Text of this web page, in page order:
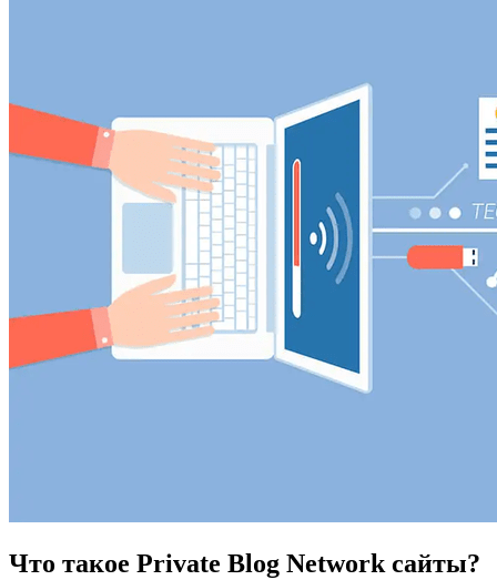
Что такое Private Blog Network сайты?